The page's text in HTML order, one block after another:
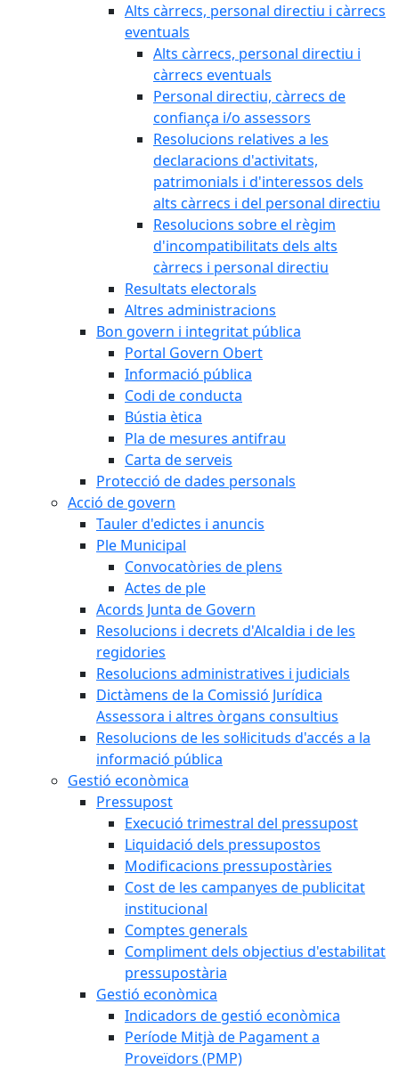
Alts càrrecs, personal directiu i càrrecs
eventuals
Alts càrrecs, personal directiu i
càrrecs eventuals
Personal directiu, càrrecs de
confiança i/o assessors
Resolucions relatives a les
declaracions d'activitats,
patrimonials i d'interessos dels
alts càrrecs i del personal directiu
Resolucions sobre el règim
d'incompatibilitats dels alts
càrrecs i personal directiu
Resultats electorals
Altres administracions
Bon govern i integritat pública
Portal Govern Obert
Informació pública
Codi de conducta
Bústia ètica
Pla de mesures antifrau
Carta de serveis
Protecció de dades personals
Acció de govern
Tauler d'edictes i anuncis
Ple Municipal
Convocatòries de plens
Actes de ple
Acords Junta de Govern
Resolucions i decrets d'Alcaldia i de les
regidories
Resolucions administratives i judicials
Dictàmens de la Comissió Jurídica
Assessora i altres òrgans consultius
Resolucions de les sol·licituds d'accés a la
informació pública
Gestió econòmica
Pressupost
Execució trimestral del pressupost
Liquidació dels pressupostos
Modificacions pressupostàries
Cost de les campanyes de publicitat
institucional
Comptes generals
Compliment dels objectius d'estabilitat
pressupostària
Gestió econòmica
Indicadors de gestió econòmica
Període Mitjà de Pagament a
Proveïdors (PMP)